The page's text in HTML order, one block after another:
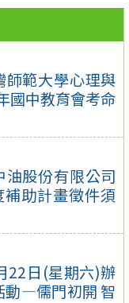
範大學心理與
國中教育會考命
股份有限公司
助計畫徵件須
22日(星期六)辦
動—儒門初開 智